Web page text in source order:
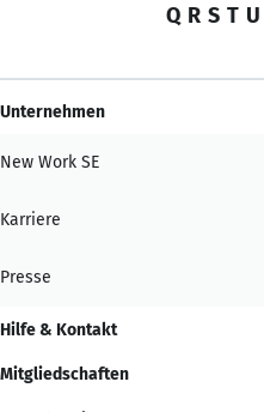
Q R S T U
Unternehmen
New Work SE
Karriere
Presse
Hilfe & Kontakt
Mitgliedschaften